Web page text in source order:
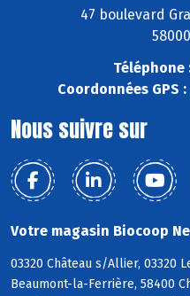
47 boulevard
Téléphone
Coordonnées GPS :
Nous suivre sur
Votre magasin Biocoop
03320 Château s/Allier, 03320
Beaumont-la-Ferrière, 58400